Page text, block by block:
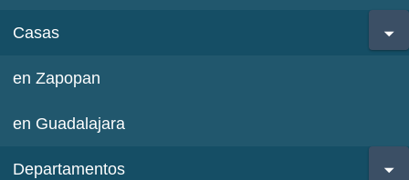
Casas
en Zapopan
en Guadalajara
Departamentos